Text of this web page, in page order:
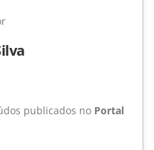
publicados no Portal